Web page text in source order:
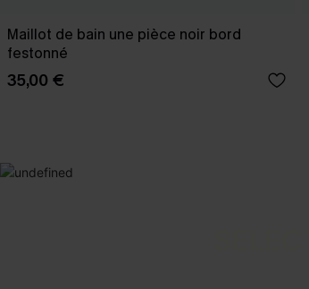
Maillot de bain une pièce noir bord
festonné
35,00 €